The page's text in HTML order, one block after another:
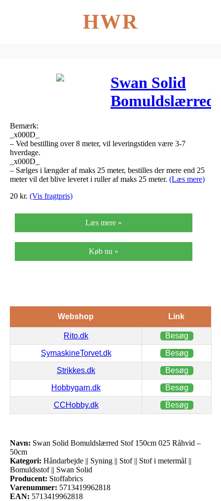
HWR
Swan Solid
Bomuldslærred
025 Råhvid –
Bemærk:
_x000D_
– Ved bestilling over 8 meter, vil leveringstiden være 3-7
hverdage.
_x000D_
– Sælges i længder af maks 25 meter, bestilles der mere end 25
meter vil det blive leveret i ruller af maks 25 meter. (Læs mere)
20 kr. (Vis fragtpris)
Læs mere »
Køb nu »
Webshop Link
Rito.dk Besøg
SymaskineTorvet.dk Besøg
Strikkes.dk Besøg
Hobbygarn.dk Besøg
CCHobby.dk Besøg
Navn: Swan Solid Bomuldslærred Stof 150cm 025 Råhvid –
50cm
Kategori: Håndarbejde || Syning || Stof || Stof i metermål ||
Bomuldsstof || Swan Solid
Producent: Stoffabrics
Varenummer: 5713419962818
EAN: 5713419962818